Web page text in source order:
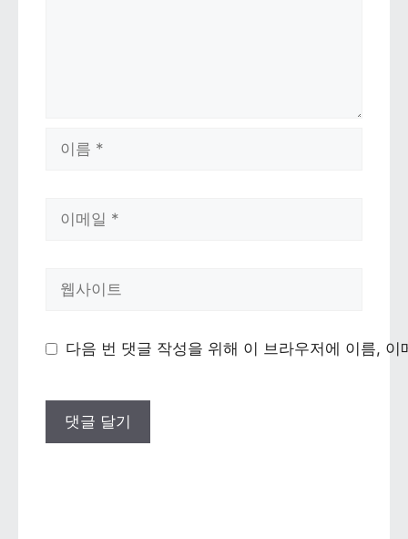
다음 번 댓글 작성을 위해 이 브라우저에 이름,